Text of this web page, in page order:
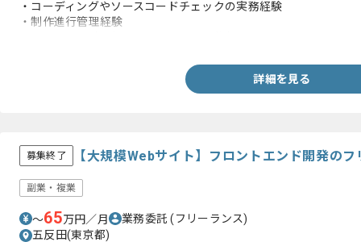
・コーディングやソースコードチェックの実務経験
・制作進行管理経験
詳細を見る
募集終了 【大規模Webサイト】フロントエンド開発の
副業・複業
〜65万円／月 業務委託(フリーランス)
五反田(東京都)